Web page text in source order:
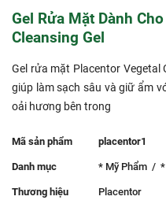
Gel Rửa Mặt Dành
Cleansing Gel
Gel rửa mặt Placentor Vegetal
giúp làm sạch sâu và giữ ẩm
oải hương bên trong
Mã sản phẩm placentor1
Danh mục * Mỹ Phẩm /
Thương hiệu Placentor